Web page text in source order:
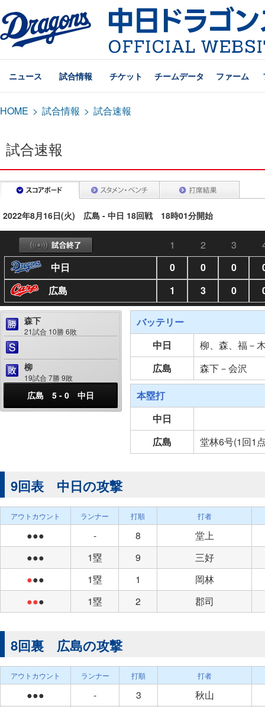
ニュース 試合情報 チケット チームデータ ファーム
HOME > 試合情報 > 試合速報
試合速報
2022年8月16日(火) 広島 - 中日 18回戦 18時01分開始
1 2 3
中日
0 0 0
広島
1 3 0
森下
21試合 10勝 6敗
柳
19試合 7勝 9敗
広島 5 - 0 中日
バッテリー
中日
柳、森、福－
広島
森下－会沢
本塁打
中日
広島
堂林6号(1回1
9回表 中日の攻撃
アウトカウント ランナー 打順 打者
●●● - 8
堂上
●●●
1塁 9
三好
●●● 1塁 1
岡林
●●● 1塁 2 郡司
8回裏 広島の攻撃
アウトカウント ランナー 打順 打者
●●● - 3
秋山